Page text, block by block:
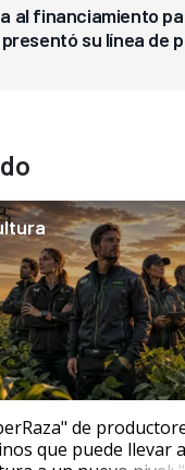
al financiamiento
su línea de
de
que puede llevar